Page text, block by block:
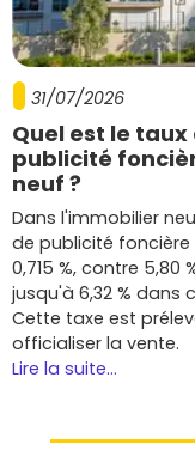
31/07/2026
Quel est le
publicité
neuf ?
Dans l'immobilier
de publicité foncière
0,715 %, contre 5,80
jusqu'à 6,32 % dans
Cette taxe est
officialiser la vente.
Lire la suite...